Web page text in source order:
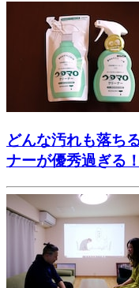
どんな汚れも落ち
ナーが優秀過ぎる！